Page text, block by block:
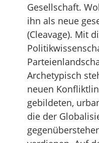
Gesellschaft.
ihn als neue
(Cleavage). Mit
Archetypisch
neuen
gebildeten,
die der